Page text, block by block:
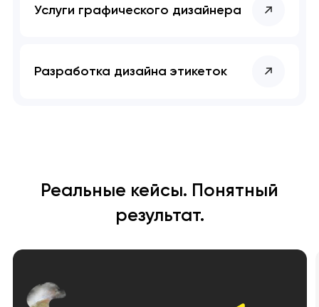
Услуги графического дизайнера
Разработка дизайна этикеток
Реальные кейсы. Понятный
результат.